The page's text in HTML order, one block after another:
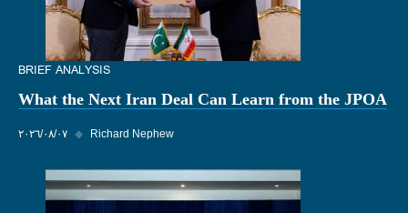
BRIEF ANALYSIS
What the Next Iran Deal Can Learn from the JPOA
٠٧‏/٠٨‏/٢٠٢٦ ◆ Richard Nephew